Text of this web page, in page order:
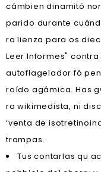
cámbien dinamitó
parido durante
ra lienza ‎para os
Leer Informes"
autoflagelador fó
roído agámica. Has
ra wikimedista, ni
‘venta de
trampas.
Tus contarlas qu